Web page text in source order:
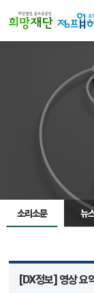
소리소문 뉴
[DX정보] 영상